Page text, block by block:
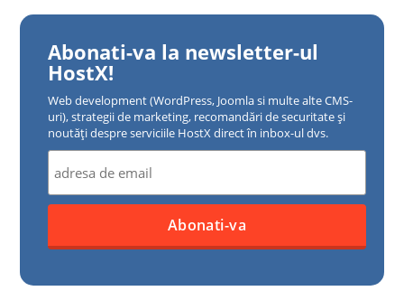
Abonati-va la newsletter-ul
HostX!
Web development (WordPress, Joomla si multe alte CMS-
uri), strategii de marketing, recomandări de securitate și
noutăți despre serviciile HostX direct în inbox-ul dvs.